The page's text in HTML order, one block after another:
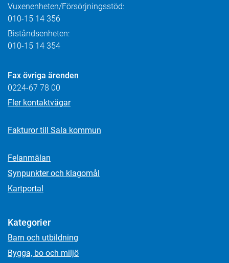
Vuxenenheten/Försörjningsstöd:
010-15 14 356
Biståndsenheten:
010-15 14 354
Fax övriga ärenden
0224-67 78 00
Fler kontaktvägar
Fakturor till Sala kommun
Felanmälan
Synpunkter och klagomål
Kartportal
Kategorier
Barn och utbildning
Bygga, bo och miljö